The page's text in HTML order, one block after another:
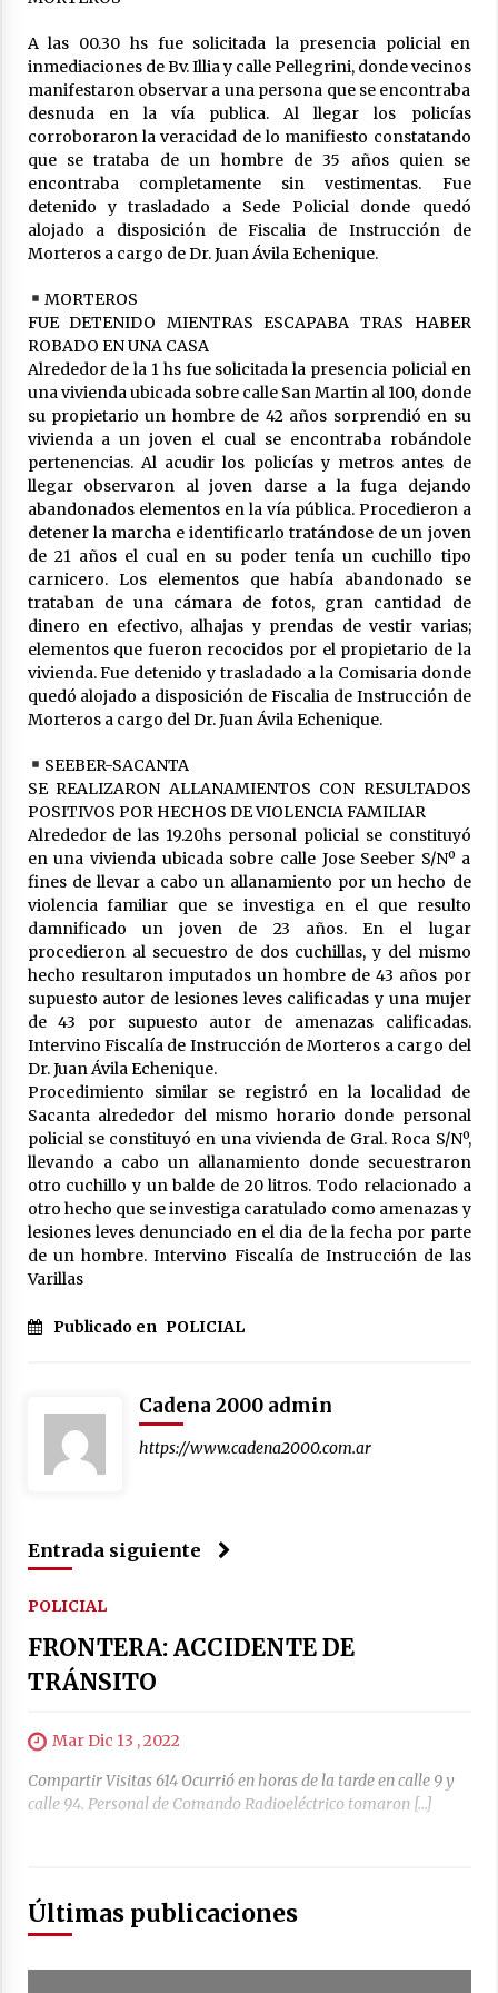
Capacitación del programa provincial «Crecer
Capacita»
04/08/2026
El CER N° 363 de Hersilia recibió un aporte
inversiones educativas
04/08/2026
Michlig y González entregaron aportes
gubernamentales en Ceres y recorrieron
La Municipalidad de San Guillermo realizó una
nueva entrega del Fondo de Asistencia
Educativa por $26 millones
03/08/2026
Liga Ceresina: CACU y Union SG empataron un
partido dificil de destrabar
03/08/2026
Brinkmann: Falleció el hombre que permanecía
internado tras un accidente de tránsito
03/08/2026
A las 00.30 hs fue solicitada la presencia policial en
inmediaciones de Bv. Illia y calle Pellegrini, donde vecinos
manifestaron observar a una persona que se encontraba
desnuda en la vía publica. Al llegar los policías
corroboraron la veracidad de lo manifiesto constatando
que se trataba de un hombre de 35 años quien se
encontraba completamente sin vestimentas. Fue
detenido y trasladado a Sede Policial donde quedó
alojado a disposición de Fiscalia de Instrucción de
Morteros a cargo de Dr. Juan Ávila Echenique.
MORTEROS
FUE DETENIDO MIENTRAS ESCAPABA TRAS HABER
ROBADO EN UNA CASA
Alrededor de la 1 hs fue solicitada la presencia policial en
una vivienda ubicada sobre calle San Martin al 100, donde
su propietario un hombre de 42 años sorprendió en su
vivienda a un joven el cual se encontraba robándole
pertenencias. Al acudir los policías y metros antes de
llegar observaron al joven darse a la fuga dejando
abandonados elementos en la vía pública. Procedieron a
detener la marcha e identificarlo tratándose de un joven
de 21 años el cual en su poder tenía un cuchillo tipo
carnicero. Los elementos que había abandonado se
trataban de una cámara de fotos, gran cantidad de
dinero en efectivo, alhajas y prendas de vestir varias;
elementos que fueron recocidos por el propietario de la
vivienda. Fue detenido y trasladado a la Comisaria donde
quedó alojado a disposición de Fiscalia de Instrucción de
Morteros a cargo del Dr. Juan Ávila Echenique.
SEEBER-SACANTA
SE REALIZARON ALLANAMIENTOS CON RESULTADOS
POSITIVOS POR HECHOS DE VIOLENCIA FAMILIAR
Alrededor de las 19.20hs personal policial se constituyó
en una vivienda ubicada sobre calle Jose Seeber S/Nº a
fines de llevar a cabo un allanamiento por un hecho de
violencia familiar que se investiga en el que resulto
damnificado un joven de 23 años. En el lugar
procedieron al secuestro de dos cuchillas, y del mismo
hecho resultaron imputados un hombre de 43 años por
supuesto autor de lesiones leves calificadas y una mujer
de 43 por supuesto autor de amenazas calificadas.
Intervino Fiscalía de Instrucción de Morteros a cargo del
Dr. Juan Ávila Echenique.
Procedimiento similar se registró en la localidad de
Sacanta alrededor del mismo horario donde personal
policial se constituyó en una vivienda de Gral. Roca S/Nº,
llevando a cabo un allanamiento donde secuestraron
otro cuchillo y un balde de 20 litros. Todo relacionado a
otro hecho que se investiga caratulado como amenazas y
lesiones leves denunciado en el dia de la fecha por parte
de un hombre. Intervino Fiscalía de Instrucción de las
Varillas
Publicado en POLICIAL
Cadena 2000 admin
https://www.cadena2000.com.ar
Entrada siguiente
POLICIAL
FRONTERA: ACCIDENTE DE
TRÁNSITO
Mar Dic 13 , 2022
Compartir Visitas 614 Ocurrió en horas de la tarde en calle 9 y
calle 94. Personal de Comando Radioeléctrico tomaron […]
Últimas publicaciones